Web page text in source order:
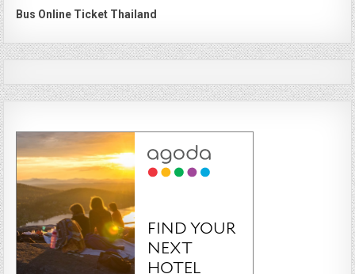
Bus Online Ticket Thailand